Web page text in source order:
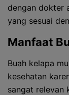
dengan dokter
yang sesuai
Manfaat
Buah kelapa
kesehatan
sangat relevan